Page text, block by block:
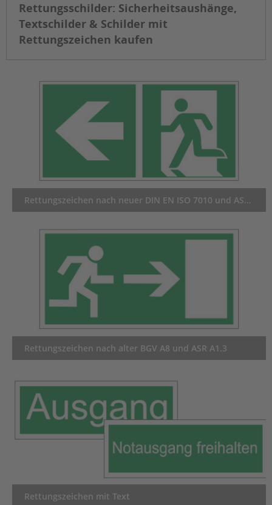
Rettungsschilder: Sicherheitsaushänge,
Textschilder & Schilder mit
Rettungszeichen kaufen
Rettungszeichen nach neuer DIN EN ISO 7010 und ASR A1.3
Rettungszeichen nach alter BGV A8 und ASR A1.3
Rettungszeichen mit Text